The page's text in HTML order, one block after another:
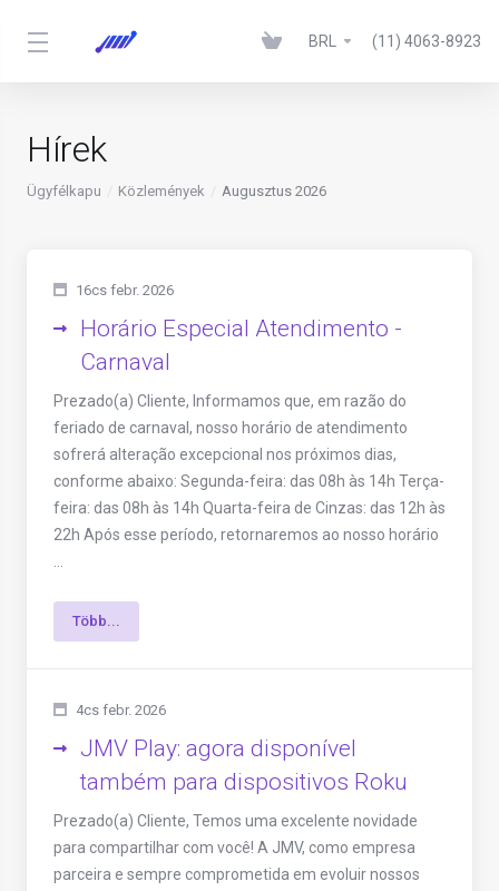
BRL (11) 4063-8923
Hírek
Ügyfélkapu Közlemények Augusztus 2026
16cs febr. 2026
Horário Especial Atendimento -
Carnaval
Prezado(a) Cliente, Informamos que, em razão do
feriado de carnaval, nosso horário de atendimento
sofrerá alteração excepcional nos próximos dias,
conforme abaixo: Segunda-feira: das 08h às 14h Terça-
feira: das 08h às 14h Quarta-feira de Cinzas: das 12h às
22h Após esse período, retornaremos ao nosso horário
Több...
4cs febr. 2026
JMV Play: agora disponível
também para dispositivos Roku
Prezado(a) Cliente, Temos uma excelente novidade
para compartilhar com você! A JMV, como empresa
parceira e sempre comprometida em evoluir nossos